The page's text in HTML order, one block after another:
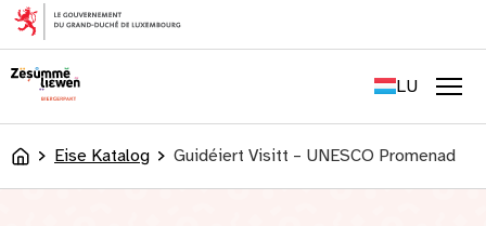
content
LU
DE
AccueilEise Katalog Guidéiert Visitt – UNESCO Promenad